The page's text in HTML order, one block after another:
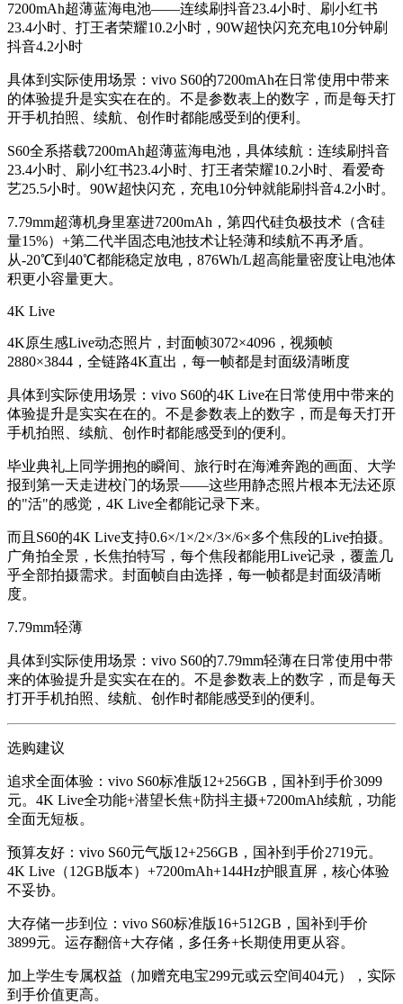
7200mAh超薄蓝海电池——连续刷抖音23.4小时、刷小红书
23.4小时、打王者荣耀10.2小时，90W超快闪充充电10分钟刷
抖音4.2小时
具体到实际使用场景：vivo S60的7200mAh在日常使用中带来
的体验提升是实实在在的。不是参数表上的数字，而是每天打
开手机拍照、续航、创作时都能感受到的便利。
S60全系搭载7200mAh超薄蓝海电池，具体续航：连续刷抖音
23.4小时、刷小红书23.4小时、打王者荣耀10.2小时、看爱奇
艺25.5小时。90W超快闪充，充电10分钟就能刷抖音4.2小时。
7.79mm超薄机身里塞进7200mAh，第四代硅负极技术（含硅
量15%）+第二代半固态电池技术让轻薄和续航不再矛盾。
从-20℃到40℃都能稳定放电，876Wh/L超高能量密度让电池体
积更小容量更大。
4K Live
4K原生感Live动态照片，封面帧3072×4096，视频帧
2880×3844，全链路4K直出，每一帧都是封面级清晰度
具体到实际使用场景：vivo S60的4K Live在日常使用中带来的
体验提升是实实在在的。不是参数表上的数字，而是每天打开
手机拍照、续航、创作时都能感受到的便利。
毕业典礼上同学拥抱的瞬间、旅行时在海滩奔跑的画面、大学
报到第一天走进校门的场景——这些用静态照片根本无法还原
的"活"的感觉，4K Live全都能记录下来。
而且S60的4K Live支持0.6×/1×/2×/3×/6×多个焦段的Live拍摄。
广角拍全景，长焦拍特写，每个焦段都能用Live记录，覆盖几
乎全部拍摄需求。封面帧自由选择，每一帧都是封面级清晰
度。
7.79mm轻薄
具体到实际使用场景：vivo S60的7.79mm轻薄在日常使用中带
来的体验提升是实实在在的。不是参数表上的数字，而是每天
打开手机拍照、续航、创作时都能感受到的便利。
选购建议
追求全面体验 ：vivo S60标准版12+256GB，国补到手价3099
元。4K Live全功能+潜望长焦+防抖主摄+7200mAh续航，功能
全面无短板。
预算友好 ：vivo S60元气版12+256GB，国补到手价2719元。
4K Live（12GB版本）+7200mAh+144Hz护眼直屏，核心体验
不妥协。
大存储一步到位 ：vivo S60标准版16+512GB，国补到手价
3899元。运存翻倍+大存储，多任务+长期使用更从容。
加上学生专属权益（加赠充电宝299元或云空间404元），实际
到手价值更高。